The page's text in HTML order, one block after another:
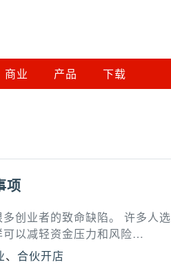
商业 产品 下载
项
创业者的致命缺陷。 许多人选
以减轻资金压力和风险…
、 合伙开店